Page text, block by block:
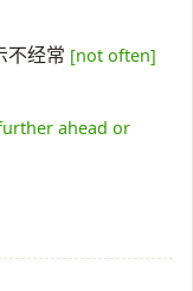
经常 [not often]
ahead or